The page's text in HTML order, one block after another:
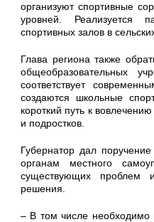
организуют спортивные
уровней. Реализуется
спортивных залов в
Глава региона также
общеобразовательных
соответствует
создаются школьные
короткий путь к
и подростков.
Губернатор дал
органам местного
существующих проблем
решения.
– В том числе необходимо